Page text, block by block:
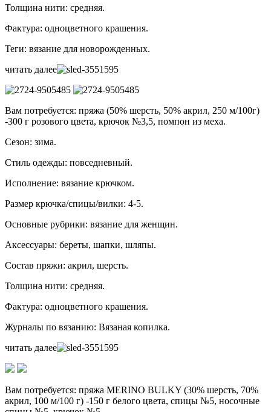
Толщина нити: средняя.
Фактура: одноцветного крашения.
Теги: вязание для новорожденных.
читать далее
Вам потребуется: пряжа (50% шерсть, 50% акрил, 250 м/100г)
-300 г розового цвета, крючок №3,5, помпон из меха.
Сезон: зима.
Стиль одежды: повседневный.
Исполнение: вязание крючком.
Размер крючка/спицы/вилки: 4-5.
Основные рубрики: вязание для женщин.
Аксессуары: береты, шапки, шляпы.
Состав пряжи: акрил, шерсть.
Толщина нити: средняя.
Фактура: одноцветного крашения.
Журналы по вязанию: Вязаная копилка.
читать далее
Вам потребуется: пряжа MERINO BULKY (30% шерсть, 70%
акрил, 100 м/100 г) -150 г белого цвета, спицы №5, носочные